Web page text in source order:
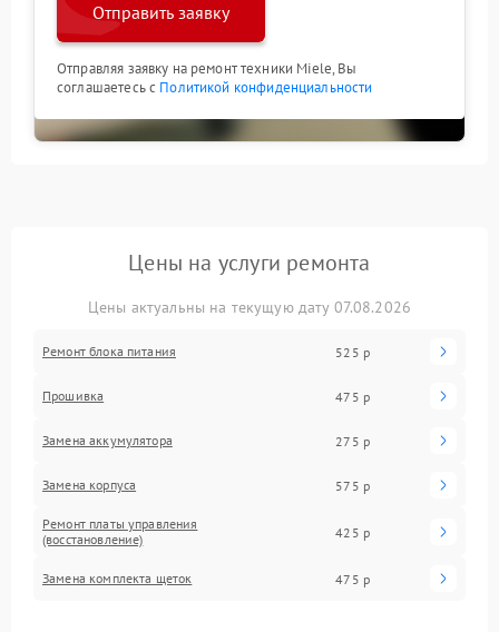
Отправить заявку
Отправляя заявку на ремонт техники Miele, Вы
соглашаетесь с Политикой конфиденциальности
Цены на услуги ремонта
Цены актуальны на текущую дату 07.08.2026
Ремонт блока питания 525 р
Прошивка 475 р
Замена аккумулятора 275 р
Замена корпуса 575 р
Ремонт платы управления
(восстановление)
425 р
Замена комплекта щеток 475 р